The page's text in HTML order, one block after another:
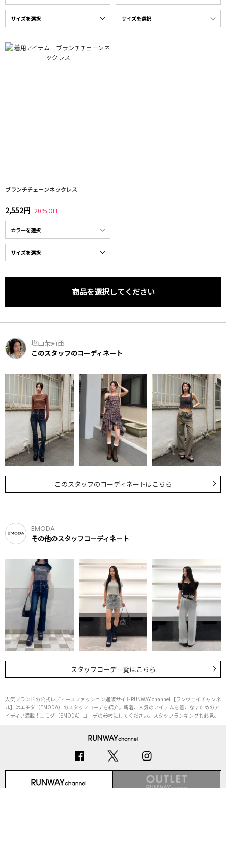
ブランチチェーンネックレス
2,552円 20% OFF
商品を選択してください
塩山茉莉亜
このスタッフのコーディネート
このスタッフのコーディネートはこちら
EMODA
その他のスタッフコーディネート
スタッフコーデ一覧はこちら
人気ブランドの公式レディースファッション通販サイトRUNWAY channel【ランウェイチャンネ
ル】はエモダ（EMODA）のスタッフコーデを紹介。新着、人気のアイテムを着こなすためのア
イディア満載！エモダ（EMODA）コーデの参考にしてください。スタッフランキングも必見。